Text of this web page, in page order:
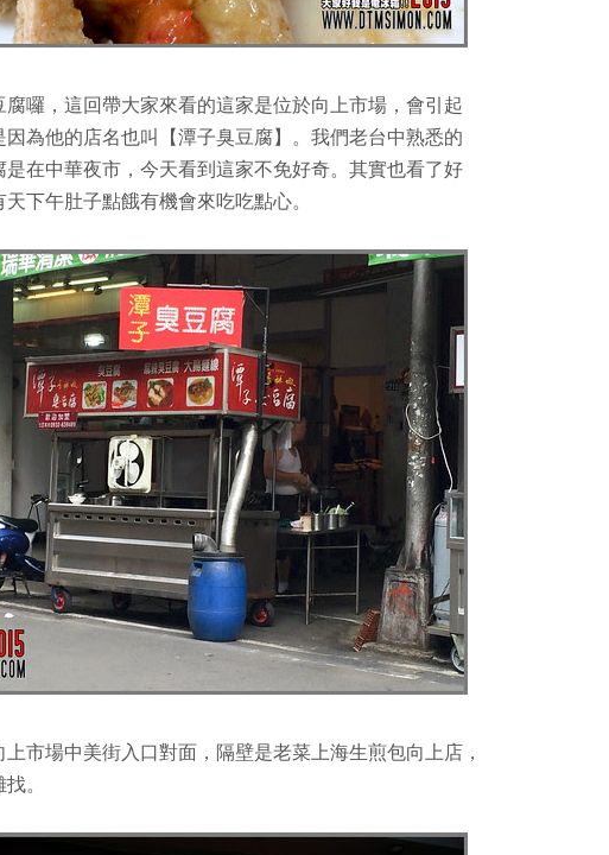
腐囉，這回帶大家來看的這家是位於向上市場，會引起
因為他的店名也叫【潭子臭豆腐】。我們老台中熟悉的
是在中華夜市，今天看到這家不免好奇。其實也看了好
下午肚子點餓有機會來吃吃點心。
上市場中美街入口對面，隔壁是老菜上海生煎包向上店，
。